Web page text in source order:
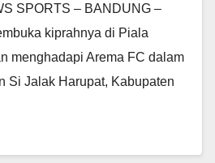
SPORTS – BANDUNG –
kiprahnya di Piala
menghadapi Arema FC dalam
Si Jalak Harupat, Kabupaten